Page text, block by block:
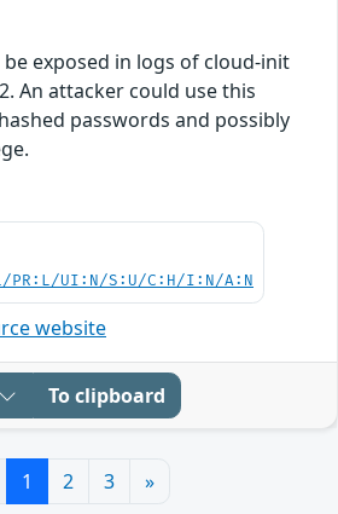
exposed in logs of cloud-init
An attacker could use this
passwords and possibly
PR:L/UI:N/S:U/C:H/I:N/A:N
website
To clipboard
1 2 3 »